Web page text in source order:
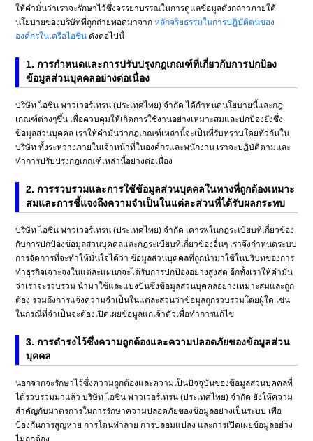
ให้คำมั่นว่าเราจะรักษาไว้ซึ่งจรรยาบรรณในการดูแลข้อมูลดังกล่าวภายใต้
นโยบายของบริษัทที่ถูกถ่ายทอดมาจากหลักจริยธรรมในการปฏิบัติตนของ
องค์กรในเครือไอชิน ดังต่อไปนี้
1. การกำหนดและการปรับปรุงกฎเกณฑ์ที่เกี่ยวกับการปกป้อง
ข้อมูลส่วนบุคคลอย่างต่อเนื่อง
บริษัท ไอซิน พาวเวอร์เทรน (ประเทศไทย) จำกัด ได้กำหนดนโยบายนี้และกฎ
เกณฑ์ต่างๆขึ้น เพื่อควบคุมให้เกิดการใช้งานอย่างเหมาะสมและปกป้องยังซึ่ง
ข้อมูลส่วนบุคคล เราให้คำมั่นว่ากฎเกณฑ์เหล่านี้จะเป็นที่รับทราบโดยทั่วกันใน
บริษัท ทั้งระหว่างภายในเจ้าหน้าที่ในองค์กรและพนักงาน เราจะปฏิบัติตามและ
ทำการปรับปรุงกฎเกณฑ์เหล่านี้อย่างต่อเนื่อง
2. การรวบรวมและการใช้ข้อมูลส่วนบุคคลในทางที่ถูกต้องเหมาะ
สมและการชี้แจงถึงความจำเป็นในแต่ละส่วนที่ได้รับผลกระทบ
บริษัท ไอซิน พาวเวอร์เทรน (ประเทศไทย) จำกัด เคารพในกฎระเบียบที่เกี่ยวข้อง
กับการปกป้องข้อมูลส่วนบุคคลและกฎระเบียบที่เกี่ยวข้องอื่นๆ เราจึงกำหนดระบบ
การจัดการที่จะทำให้มั่นใจได้ว่า ข้อมูลส่วนบุคคลที่ถูกนำมาใช้ในบริบทของการ
ทำธุรกิจเจาะจงในแต่ละแผนกจะได้รับการปกป้องอย่างสูงสุด อีกทั้งเราให้คำมั่น
ว่าเราจะรวบรวม นำมาใช้และแบ่งปันซึ่งข้อมูลส่วนบุคคลอย่างเหมาะสมและถูก
ต้อง รวมถึงการแจ้งความจำเป็นในแต่ละส่วนว่าข้อมูลถูกรวบรวมโดยผู้ใด เช่น
ในกรณีที่จำเป็นจะต้องเปิดเผยข้อมูลแก่เจ้าตัวเพื่อทำการแก้ไข
3. การดำรงไว้ซึ่งความถูกต้องและความปลอดภัยของข้อมูลส่วน
บุคคล
นอกจากจะรักษาไว้ซึ่งความถูกต้องและความเป็นปัจจุบันของข้อมูลส่วนบุคคลที่
ได้รวบรวมมาแล้ว บริษัท ไอซิน พาวเวอร์เทรน (ประเทศไทย) จำกัด ยังให้ความ
สำคัญกับมาตรการในการรักษาความปลอดภัยของข้อมูลอย่างเป็นระบบ เพื่อ
ป้องกันการสูญหาย การโดนทำลาย การปลอมแปลง และการเปิดเผยข้อมูลอย่าง
ไม่ถูกต้อง